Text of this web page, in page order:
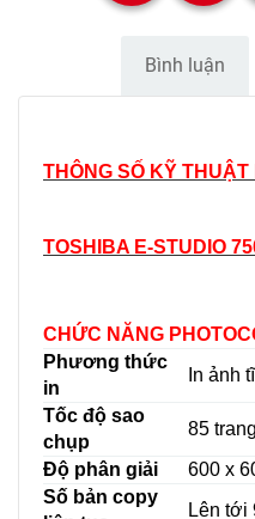
Bình luận
THÔNG SỐ KỸ
TOSHIBA E-STUDIO
CHỨC NĂNG
Phương thức
in
In ảnh
Tốc độ sao
chụp
85
Độ phân giải
600 x
Số bản copy
Lên tới